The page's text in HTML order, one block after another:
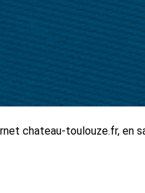
chateau-toulouze.fr, en